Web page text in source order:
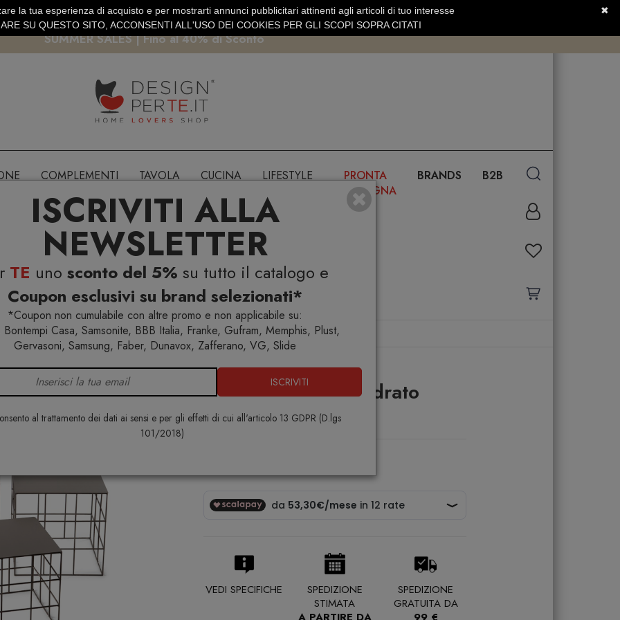
ISCRIVITI ALLA
NEWSLETTER
TE uno sconto del 5% su tutto il catalogo e
Coupon esclusivi su brand selezionati*
*Coupon non cumulabile con altre promo e non applicabile su:
Bontempi Casa, Samsonite, BBB Italia, Franke, Gufram, Memphis, Plust,
Gervasoni, Samsung, Faber, Dunavox, Zafferano, VG, Slide
ISCRIVITI
al trattamento dei dati ai sensi e per gli effetti di cui all'articolo 13 GDPR (D.lgs
101/2018)
PAGAMENTO SICURO PAYPAL · CARTA DI CREDITO SERVIZIO CLIENTI +39.0773.470.562
SUMMER SALES | Fino al 40% di Sconto
COMPLEMENTI TAVOLA CUCINA LIFESTYLE
PRONTA
CONSEGNA
BRANDS B2B
Home Arredo interno Tavolini Reton Tavolino quadrato
Reton Tavolino quadrato
ATIPICO
VEDI SPECIFICHE
SPEDIZIONE
STIMATA
A PARTIRE DA
SPEDIZIONE
GRATUITA DA
99 €
✖
la tua esperienza di acquisto e per mostrarti annunci pubblicitari attinenti agli articoli di tuo interesse
SU QUESTO SITO, ACCONSENTI ALL'USO DEI COOKIES PER GLI SCOPI SOPRA CITATI